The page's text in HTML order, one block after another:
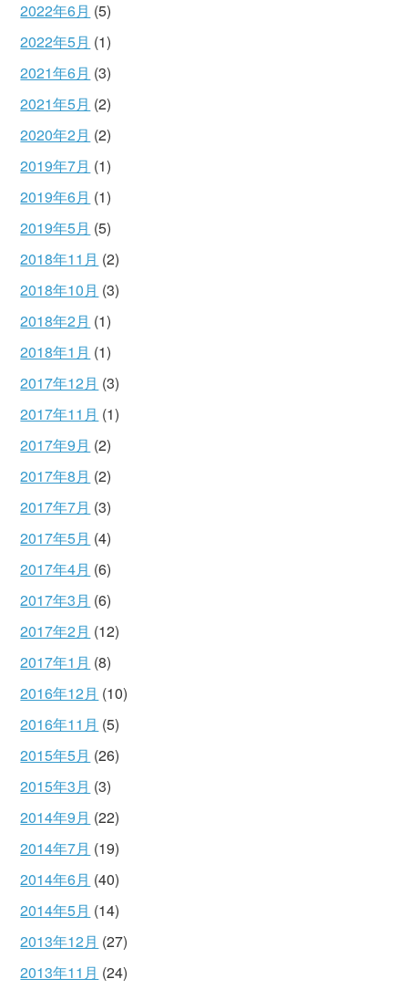
2022年6月 (5)
2022年5月 (1)
2021年6月 (3)
2021年5月 (2)
2020年2月 (2)
2019年7月 (1)
2019年6月 (1)
2019年5月 (5)
2018年11月 (2)
2018年10月 (3)
2018年2月 (1)
2018年1月 (1)
2017年12月 (3)
2017年11月 (1)
2017年9月 (2)
2017年8月 (2)
2017年7月 (3)
2017年5月 (4)
2017年4月 (6)
2017年3月 (6)
2017年2月 (12)
2017年1月 (8)
2016年12月 (10)
2016年11月 (5)
2015年5月 (26)
2015年3月 (3)
2014年9月 (22)
2014年7月 (19)
2014年6月 (40)
2014年5月 (14)
2013年12月 (27)
2013年11月 (24)